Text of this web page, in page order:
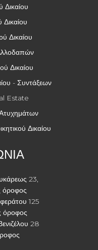
Δικαίου
Δικαίου
Δικαίου
Δικαίου
- Συντάξεων
Estate
Δικαίου
23,
όροφος
125
όροφος
28